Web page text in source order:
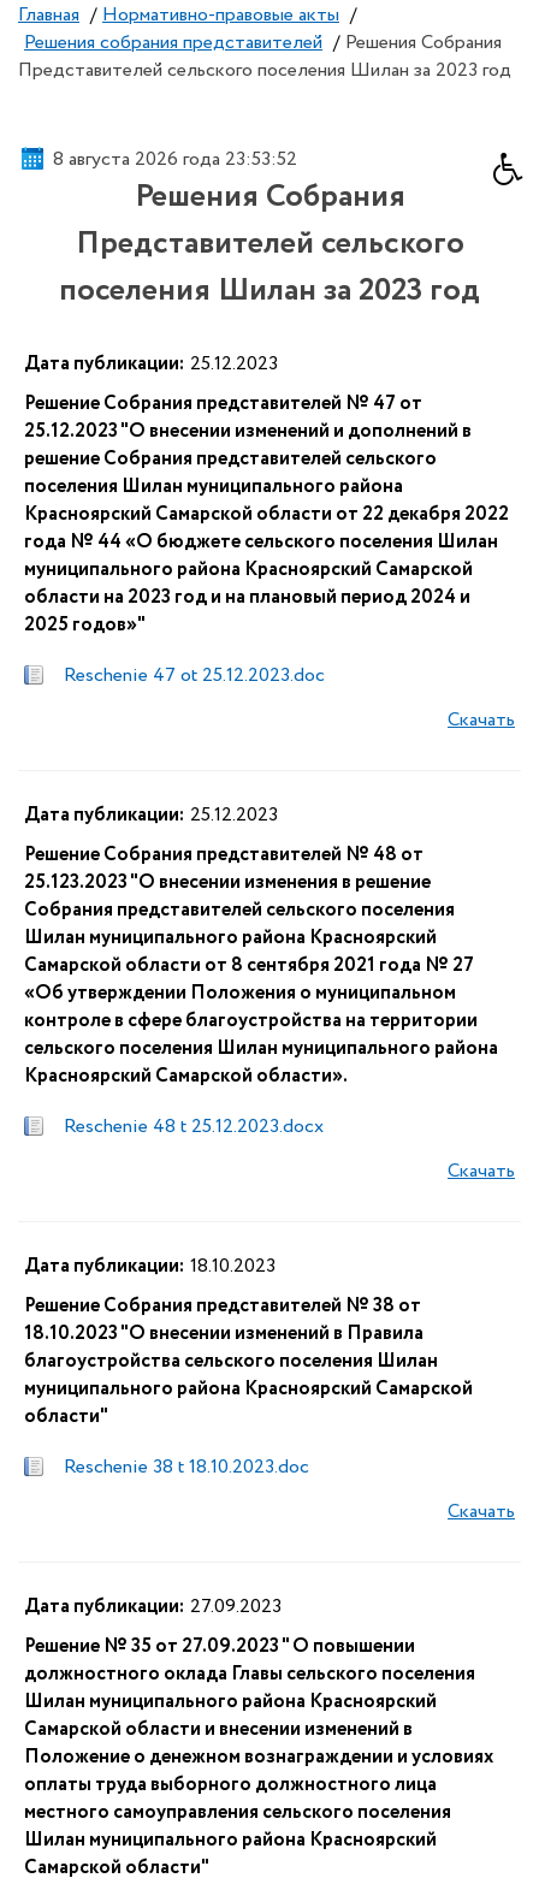
Главная / Нормативно-правовые акты /
Решения собрания представителей / Решения Собрания
Представителей сельского поселения Шилан за 2023 год
8 августа 2026 года 23:53:53
Решения Собрания
Представителей сельского
поселения Шилан за 2023 год
Дата публикации: 25.12.2023
Решение Собрания представителей № 47 от
25.12.2023 "О внесении изменений и дополнений в
решение Собрания представителей сельского
поселения Шилан муниципального района
Красноярский Самарской области от 22 декабря 2022
года № 44 «О бюджете сельского поселения Шилан
муниципального района Красноярский Самарской
области на 2023 год и на плановый период 2024 и
2025 годов»"
Reschenie 47 ot 25.12.2023.doc
Скачать
Дата публикации: 25.12.2023
Решение Собрания представителей № 48 от
25.123.2023 "О внесении изменения в решение
Собрания представителей сельского поселения
Шилан муниципального района Красноярский
Самарской области от 8 сентября 2021 года № 27
«Об утверждении Положения о муниципальном
контроле в сфере благоустройства на территории
сельского поселения Шилан муниципального района
Красноярский Самарской области».
Reschenie 48 t 25.12.2023.docx
Скачать
Дата публикации: 18.10.2023
Решение Собрания представителей № 38 от
18.10.2023 "О внесении изменений в Правила
благоустройства сельского поселения Шилан
муниципального района Красноярский Самарской
области"
Reschenie 38 t 18.10.2023.doc
Скачать
Дата публикации: 27.09.2023
Решение № 35 от 27.09.2023 " О повышении
должностного оклада Главы сельского поселения
Шилан муниципального района Красноярский
Самарской области и внесении изменений в
Положение о денежном вознаграждении и условиях
оплаты труда выборного должностного лица
местного самоуправления сельского поселения
Шилан муниципального района Красноярский
Самарской области"